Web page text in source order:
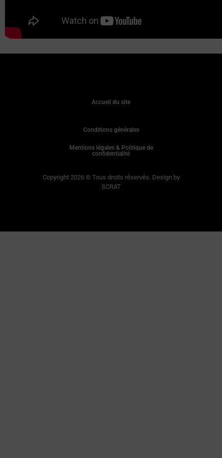
Mentions légales & Politique de
confidentialité
Copyright 2026 © Tous droits réservés. Design by
SCRAT
Accueil du site
Conditions générales